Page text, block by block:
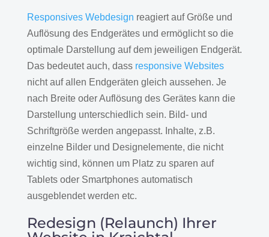
Responsives Webdesign reagiert auf Größe und
Auflösung des Endgerätes und ermöglicht so die
optimale Darstellung auf dem jeweiligen Endgerät.
Das bedeutet auch, dass responsive Websites
nicht auf allen Endgeräten gleich aussehen. Je
nach Breite oder Auflösung des Gerätes kann die
Darstellung unterschiedlich sein. Bild- und
Schriftgröße werden angepasst. Inhalte, z.B.
einzelne Bilder und Designelemente, die nicht
wichtig sind, können um Platz zu sparen auf
Tablets oder Smartphones automatisch
ausgeblendet werden etc.
Redesign (Relaunch) Ihrer